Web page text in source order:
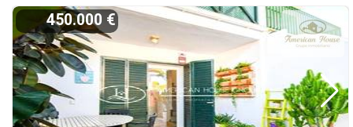
450.000 €